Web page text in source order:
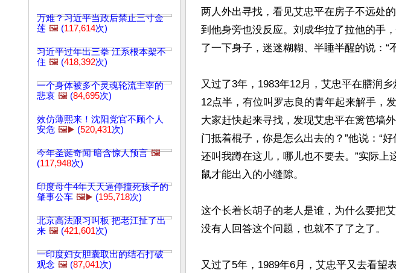
万难？习近平当政后禁止三寸金
莲 🖼️ (117,614次)
习近平过年出三拳 江系根本架不
住 🖼️ (418,392次)
一个身体被多个灵魂轮流主宰的
悲哀 🖼️ (84,695次)
效仿薄熙来！沈阳党官不顾个人
安危 🖼️▶️ (520,431次)
今年圣诞奇闻 暗含惊人预言 🖼️
(117,948次)
印度母牛4年天天逼停撞死孩子的
肇事公车 🖼️▶️ (195,718次)
北京高法跟习叫板 把老江扯了出
来 🖼️ (421,601次)
一印度妇女胆囊取出的结石打破
观念 🖼️ (87,041次)
两人外出寻找，看见艾忠平在房子不远处
到他身旁也没反应。刘成华拉了拉他的手
了一下身子，迷迷糊糊、半睡半醒的说：“
又过了3年，1983年12月，艾忠平在膳润
12点半，有位叫罗志良的青年起来解手，
大家赶快起来寻找，发现艾忠平在篱笆墙
门抵着棍子，你是怎么出去的？”他说：“
还叫我蹲在这儿，哪儿也不要去。”实际
鼠才能出入的小缝隙。
这个长着长胡子的老人是谁，为什么要把
没有人回答这个问题，也就不了了之了。
又过了5年，1989年6月，艾忠平又去看望